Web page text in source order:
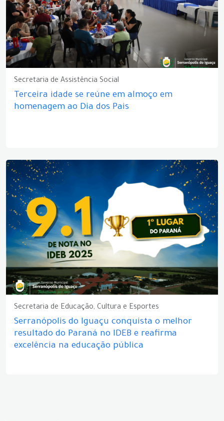
Secretaria de Assistência Social
Terceira idade se reúne em almoço em
homenagem ao Dia dos Pais
Secretaria de Educação, Cultura e Esportes
Serranópolis do Iguaçu conquista o melhor
resultado do Paraná no IDEB e reafirma
excelência na educação pública